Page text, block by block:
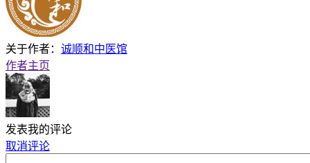
关于作者： 诚顺和中医馆
作者主页
发表我的评论
取消评论